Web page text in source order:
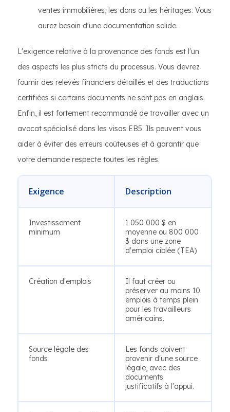
ventes immobilières, les dons ou les héritages. Vous
aurez besoin d'une documentation solide.
L'exigence relative à la provenance des fonds est l'un
des aspects les plus stricts du processus. Vous devrez
fournir des relevés financiers détaillés et des traductions
certifiées si certains documents ne sont pas en anglais.
Enfin, il est fortement recommandé de travailler avec un
avocat spécialisé dans les visas EB5. Ils peuvent vous
aider à éviter des erreurs coûteuses et à garantir que
votre demande respecte toutes les règles.
Exigence Description
Investissement
minimum
1 050 000 $ en
moyenne ou 800 000
$ dans une zone
d'emploi ciblée (TEA)
Création d'emplois
Il faut créer ou
préserver au moins 10
emplois à temps plein
pour les travailleurs
américains.
Source légale des
fonds
Les fonds doivent
provenir d'une source
légale, avec des
documents
justificatifs à l'appui.